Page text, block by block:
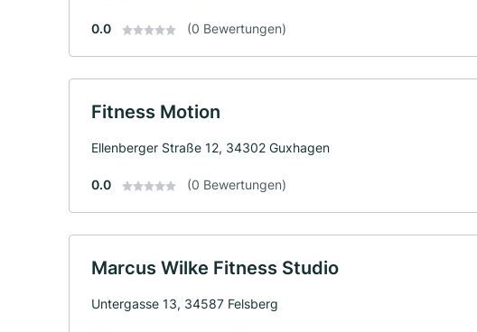
0.0 (0 Bewertungen)
Fitness Motion
Ellenberger Straße 12, 34302 Guxhagen
0.0 (0 Bewertungen)
Marcus Wilke Fitness Studio
Untergasse 13, 34587 Felsberg